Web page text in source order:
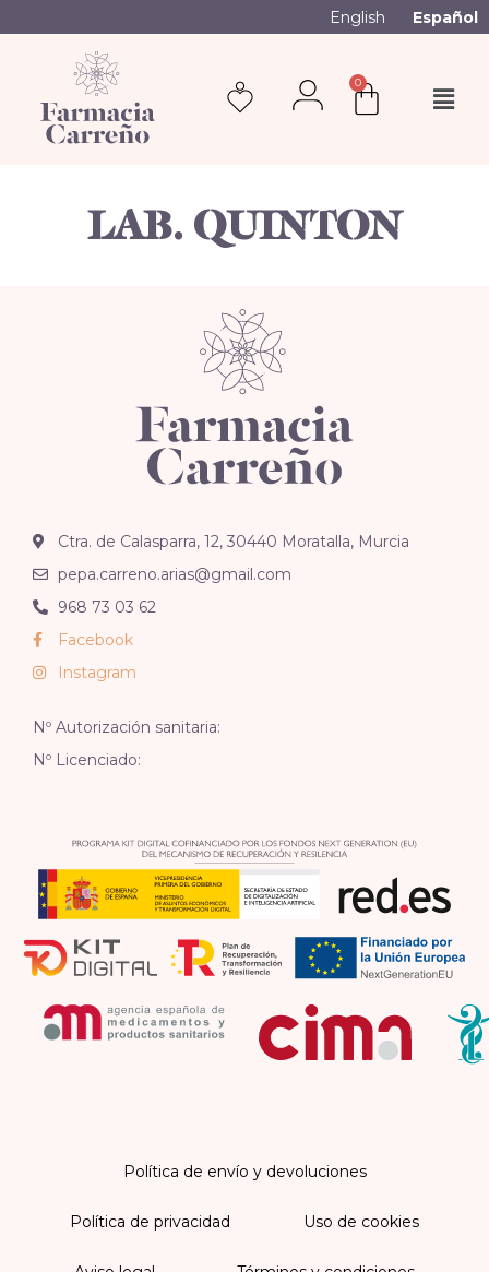
English Español
0
LAB. QUINTON
Ctra. de Calasparra, 12, 30440 Moratalla, Murcia
pepa.carreno.arias@gmail.com
968 73 03 62
Facebook
Instagram
Nº Autorización sanitaria:
Nº Licenciado:
Política de envío y devoluciones
Política de privacidad Uso de cookies